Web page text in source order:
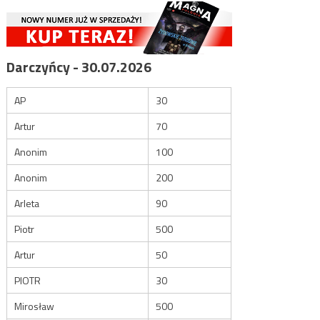
Darczyńcy - 30.07.2026
AP
30
Artur
70
Anonim
100
Anonim
200
Arleta
90
Piotr
500
Artur
50
PIOTR
30
Mirosław
500